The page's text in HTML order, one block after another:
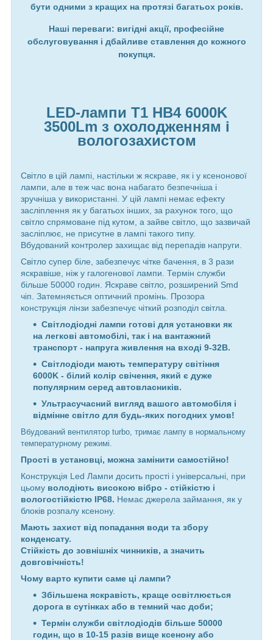
бути одними з кращих на протязі багатьох років.
Наші переваги: вигідні акції, професійне
обслуговування і дбайливе ставлення до кожного
покупця.
LED-лампи T1 HB4 6000K
3500Lm з охолодженням і
вологозахистом
Світло в цій лампі, настільки ж яскраве, як і у ксенонової
лампи, але в теж час вона набагато безпечніша і
зручніша у використанні. У цій лампі немає ефекту
засліплення як у багатьох інших, за рахунок того, що
світло спрямоване під кутом, а зайве світло, що зазвичай
засліплює, не присутне в лампі такого типу.
Вбудований контролер захищає від перепадів напруги.
Світло супер біле, забезпечує чітке бачення, в 3 рази
яскравіше, ніж у галогенової лампи. Термін служби
більше 50000 годин. Яскраве світло, розширений Smd
чіп. Затемняється оптичний промінь. Прозора
конструкція лінзи забезпечує чіткий розподіл світла.
Світлодіодні лампи готові для установки як
на легкові автомобілі, так і на вантажний
транспорт - напруга живлення на вході 9-32В.
Світлодіоди мають температуру світіння
6000K - білий колір свічення, який є дуже
популярним серед автовласників.
Ультрасучасний вигляд вашого автомобіля і
відмінне світло для будь-яких погодних умов!
Вбудований вентилятор turbo, тримає лампу в нормальному
температурному режимі.
Прості в установці, можна замінити самостійно!
Конструкція Led Лампи досить прості і універсальні, при
цьому володіють високою вібро - стійкістю і
вологостійкістю IP68. Немає джерела займання, як у
блоків розпалу ксенону.
Мають захист від попадання води та збору
конденсату.
Стійкість до зовнішніх чинників, а значить
довговічність!
Чому варто купити саме ці лампи?
Збільшена яскравість, краще освітлюється
дорога в сутінках або в темний час доби;
Термін служби світлодіодів більше 50000
годин, що в 10-15 разів вище ксенону або